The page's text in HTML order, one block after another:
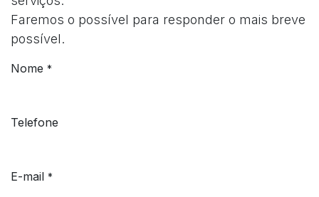
Faremos o possível para responder o mais breve
possível.
Nome *
Telefone
E-mail *